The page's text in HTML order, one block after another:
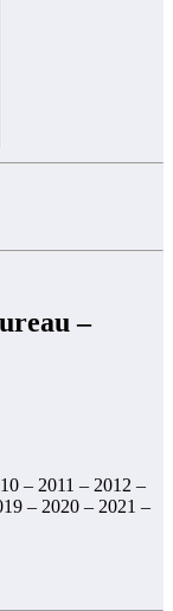
–
– 2011 – 2012 –
– 2020 – 2021 –